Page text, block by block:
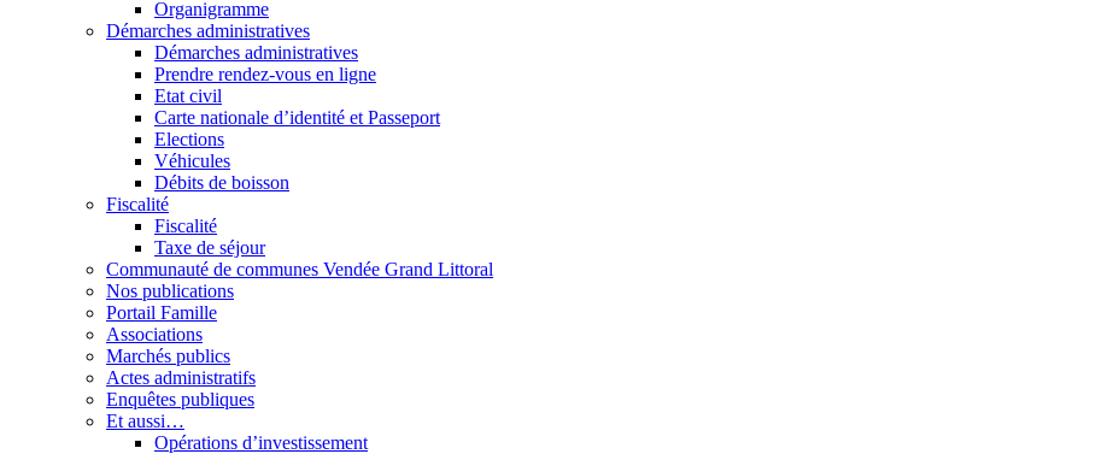
Organigramme
Démarches administratives
Démarches administratives
Prendre rendez-vous en ligne
Etat civil
Carte nationale d’identité et Passeport
Elections
Véhicules
Débits de boisson
Fiscalité
Fiscalité
Taxe de séjour
Communauté de communes Vendée Grand Littoral
Nos publications
Portail Famille
Associations
Marchés publics
Actes administratifs
Enquêtes publiques
Et aussi…
Opérations d’investissement